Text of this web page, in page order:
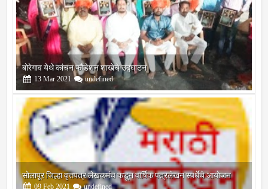
बोरेगाव येथे कांचन फौंडेशन शाखेचे उद्घाटन
2021 undefined
सोलापूर जिल्हा वृत्तपत्र लेखकमंच कडून वार्षिक पत्रलेखन स्पर्धेचे आयोजन